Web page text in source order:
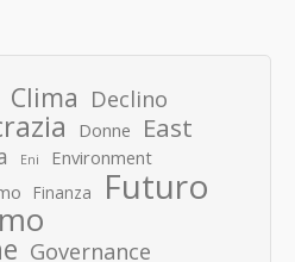
Clima Declino
Donne East
Eni Environment
Finanza Futuro
Governance